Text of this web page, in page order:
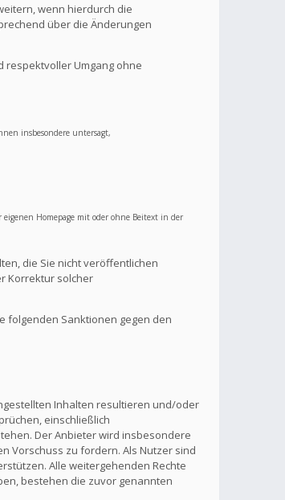
wenn hierdurch die
über die Änderungen
respektvoller Umgang ohne
insbesondere untersagt,
Homepage mit oder ohne Beitext in der
die Sie nicht veröffentlichen
Korrektur solcher
folgenden Sanktionen gegen den
Inhalten resultieren und/oder
einschließlich
Der Anbieter wird insbesondere
Vorschuss zu fordern. Als Nutzer sind
Alle weitergehenden Rechte
bestehen die zuvor genannten